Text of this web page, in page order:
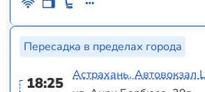
Пересадка в пределах города
18:25
Астрахань, Автовокзал